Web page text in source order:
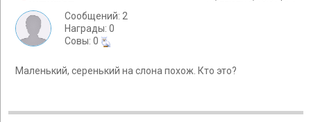
Сообщений: 2
Награды: 0
Cовы: 0
Маленький, серенький на слона похож. Кто это?